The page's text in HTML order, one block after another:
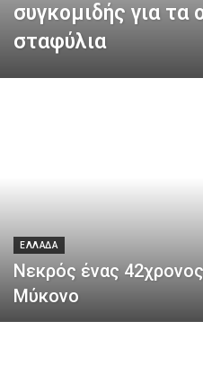
συγκομιδής για τα
σταφύλια
ΕΛΛΑΔΑ
Νεκρός ένας
Μύκονο